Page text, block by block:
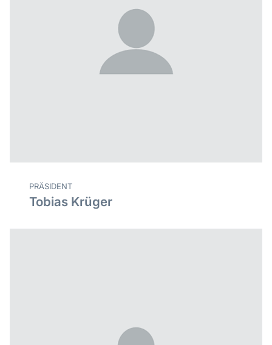
PRÄSIDENT
Tobias Krüger